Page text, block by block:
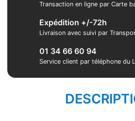
Transaction en ligne par Carte
Expédition +/-72h
Livraison avec suivi par
01 34 66 60 94
Service client par téléphone du